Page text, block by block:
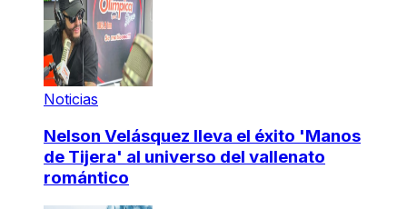
Noticias
Nelson Velásquez lleva el éxito 'Manos
de Tijera' al universo del vallenato
romántico